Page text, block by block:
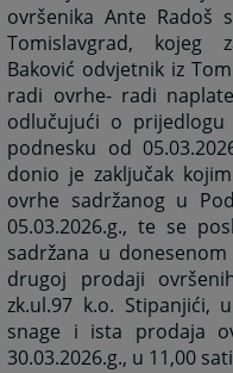
ovršenika Ante Radoš
Tomislavgrad, kojeg
Baković odvjetnik iz
radi ovrhe- radi
odlučujući o
podnesku od
donio je zaključak
ovrhe sadržanog u
05.03.2026.g., te se
sadržana u
drugoj prodaji
zk.ul.97 k.o. Stipanjići,
snage i ista prodaja
30.03.2026.g., u 11,00